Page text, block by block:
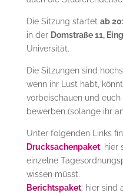
Die Sitzung startet ab
in der Domstraße 11,
Universität.
Die Sitzungen sind
wenn ihr Lust habt,
vorbeischauen und
bewerben (solange ihr
Unter folgenden Links
Drucksachenpaket: hier
einzelne
wissen müsst.
Berichtspaket: hier sind